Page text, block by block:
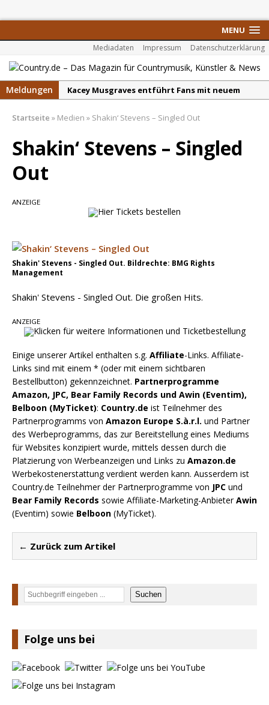
MENU
Mediadaten Impressum Datenschutzerklärung
Meldungen
Kacey Musgraves entführt Fans mit neuem
Carter Faith mit brandneuem Musikvideo zu
Son Volt – „Sound Signal Serenades“ erscheint
Parton, Bill Anderson und Shaboozey im Fokus
Ahead“ an
Startseite » Medien » Shakin‘ Stevens – Singled Out
Shakin‘ Stevens – Singled
Out
ANZEIGE
Shakin' Stevens - Singled Out. Bildrechte: BMG Rights
Management
Shakin' Stevens - Singled Out. Die großen Hits.
ANZEIGE
Einige unserer Artikel enthalten s.g. Affiliate-Links. Affiliate-
Links sind mit einem * (oder mit einem sichtbaren
Bestellbutton) gekennzeichnet. Partnerprogramme
Amazon, JPC, Bear Family Records und Awin (Eventim),
Belboon (MyTicket): Country.de ist Teilnehmer des
Partnerprogramms von Amazon Europe S.à.r.l. und Partner
des Werbeprogramms, das zur Bereitstellung eines Mediums
für Websites konzipiert wurde, mittels dessen durch die
Platzierung von Werbeanzeigen und Links zu Amazon.de
Werbekostenerstattung verdient werden kann. Ausserdem ist
Country.de Teilnehmer der Partnerprogramme von JPC und
Bear Family Records sowie Affiliate-Marketing-AnbieterAwin
(Eventim) sowie Belboon (MyTicket).
← Zurück zum Artikel
Suchen Suchen
Folge uns bei